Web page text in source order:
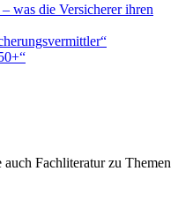
was die Versicherer ihren
Fachliteratur zu Themen